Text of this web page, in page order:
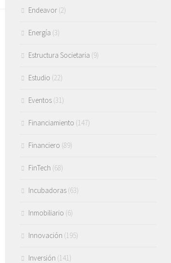
Endeavor (2)
Energía (3)
Estructura Societaria (9)
Estudio (22)
Eventos (31)
Financiamiento (147)
Financiero (89)
FinTech (68)
Incubadoras (63)
Inmobiliario (6)
Innovación (195)
Inversión (141)